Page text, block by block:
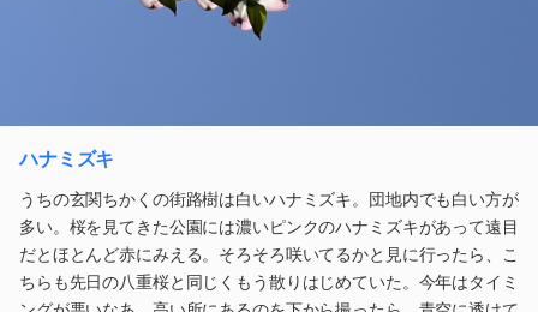
ハナミズキ
うちの玄関ちかくの街路樹は白いハナミズキ。団地内でも白い方が
多い。桜を見てきた公園には濃いピンクのハナミズキがあって遠目
だとほとんど赤にみえる。そろそろ咲いてるかと見に行ったら、こ
ちらも先日の八重桜と同じくもう散りはじめていた。今年はタイミ